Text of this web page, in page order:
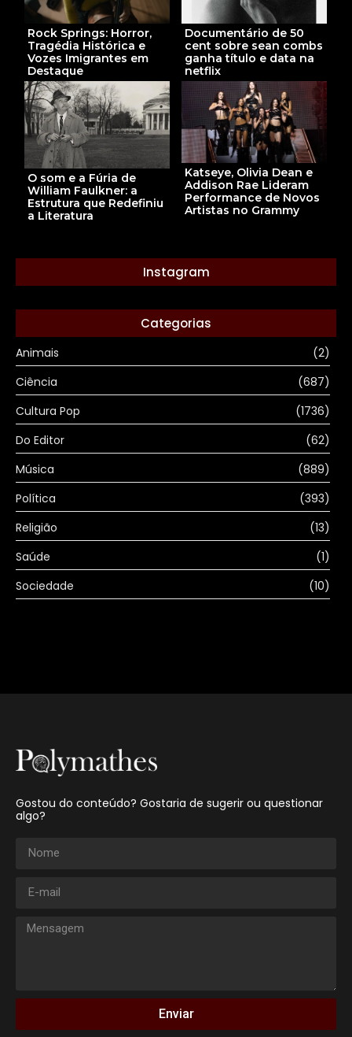
Rock Springs: Horror,
Tragédia Histórica e
Vozes Imigrantes em
Destaque
Documentário de 50
cent sobre sean combs
ganha título e data na
netflix
Katseye, Olivia Dean e
Addison Rae Lideram
Performance de Novos
Artistas no Grammy
O som e a Fúria de
William Faulkner: a
Estrutura que Redefiniu
a Literatura
Instagram
Categorias
Animais
(2)
Ciência
(687)
Cultura Pop
(1736)
Do Editor
(62)
Música
(889)
Política
(393)
Religião
(13)
Saúde
(1)
Sociedade
(10)
Gostou do conteúdo? Gostaria de sugerir ou questionar
algo?
Enviar